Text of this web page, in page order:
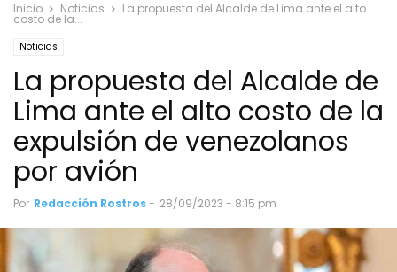
Inicio Noticias La propuesta del Alcalde de Lima ante el alto
costo de la...
Noticias
La propuesta del Alcalde de
Lima ante el alto costo de la
expulsión de venezolanos
por avión
Por Redacción Rostros- 28/09/2023 - 8:15 pm